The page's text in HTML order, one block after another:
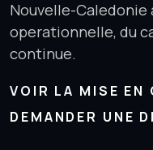
Nouvelle-Caledonie
operationnelle, du
continue.
VOIR LA MISE EN
DEMANDER UNE